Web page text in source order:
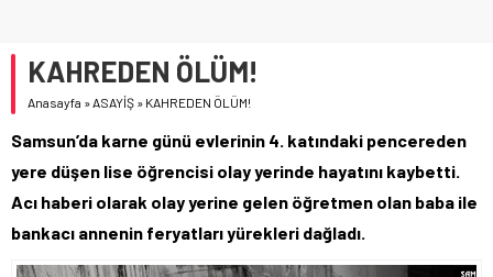
KAHREDEN ÖLÜM!
Anasayfa » ASAYİŞ » KAHREDEN ÖLÜM!
Samsun’da karne günü evlerinin 4. katındaki pencereden
yere düşen lise öğrencisi olay yerinde hayatını kaybetti.
Acı haberi olarak olay yerine gelen öğretmen olan baba ile
bankacı annenin feryatları yürekleri dağladı.